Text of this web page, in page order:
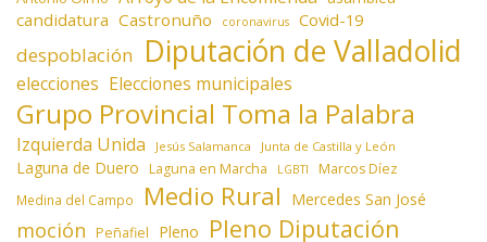
candidatura Castronuño coronavirus Covid-19
despoblación Diputación de Valladolid
elecciones Elecciones municipales
Grupo Provincial Toma la Palabra
Izquierda Unida Jesús Salamanca Junta de Castilla y León
Laguna de Duero Laguna en Marcha LGBTI Marcos Díez
Medina del Campo Medio Rural Mercedes San José
moción Peñafiel Pleno Pleno Diputación